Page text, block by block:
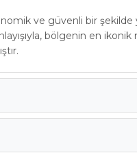
ve güvenli bir
bölgenin en ikonik